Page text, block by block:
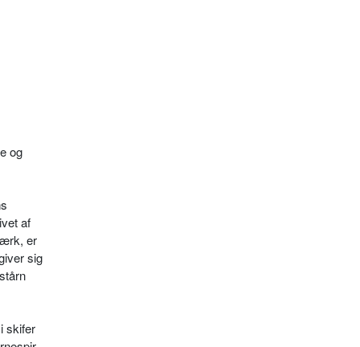
og
af
er
sig
skifer